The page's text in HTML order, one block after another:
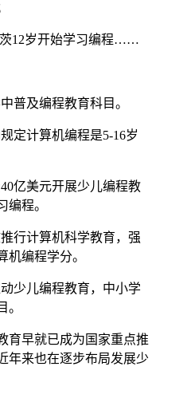
茨12岁开始学习编程……
普及编程教育科目。
定计算机编程是5-16岁
亿美元开展少儿编程教
编程。
行计算机科学教育，强
机编程学分。
少儿编程教育，中小学
。
育早就已成为国家重点推
年来也在逐步布局发展少